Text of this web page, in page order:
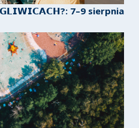
7–9 sierpnia